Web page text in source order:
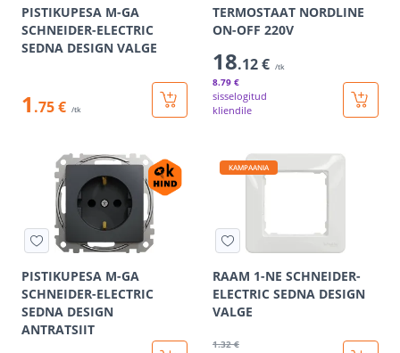
PISTIKUPESA M-GA
SCHNEIDER-ELECTRIC
SEDNA DESIGN VALGE
1 .75 € /tk
TERMOSTAAT NORDLINE
ON-OFF 220V
18.12 € /tk
8.79 €
sisselogitud
kliendile
PISTIKUPESA M-GA
SCHNEIDER-ELECTRIC
SEDNA DESIGN
ANTRATSIIT
KAMPAANIA
RAAM 1-NE SCHNEIDER-
ELECTRIC SEDNA DESIGN
VALGE
1.32 €